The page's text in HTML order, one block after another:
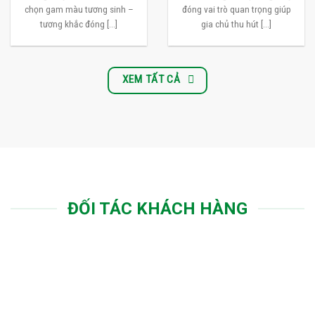
chọn gam màu tương sinh –
tương khắc đóng [...]
đóng vai trò quan trọng giúp
gia chủ thu hút [...]
XEM TẤT CẢ
ĐỐI TÁC KHÁCH HÀNG